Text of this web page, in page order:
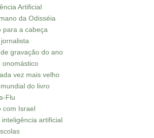
Artificial
da Odisséia
para a cabeça
jornalista
de gravação do ano
onomástico
vez mais velho
mundial do livro
Flu
com Israel
inteligência artificial